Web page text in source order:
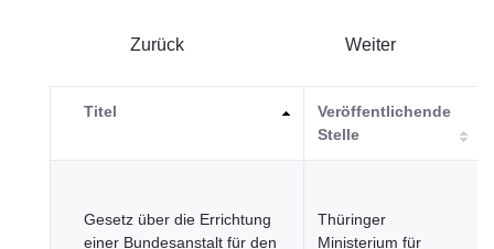
Zurück Weiter
Titel
Veröffentlichende
Stelle
Gesetz über die Errichtung
einer Bundesanstalt für den
Thüringer
Ministerium für